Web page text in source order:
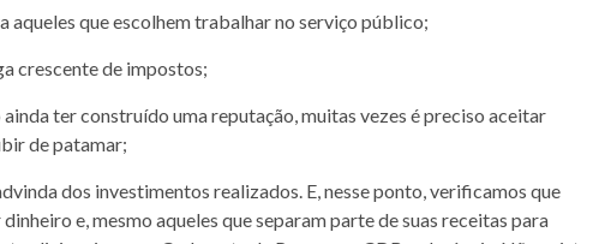
aqueles que escolhem trabalhar no serviço público;
crescente de impostos;
ter construído uma reputação, muitas vezes é preciso aceitar
de patamar;
dos investimentos realizados. E, nesse ponto, verificamos que
e, mesmo aqueles que separam parte de suas receitas para